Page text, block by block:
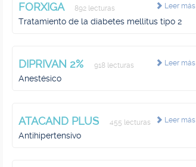
Leer más
FORXIGA 892 lecturas
Tratamiento de la diabetes mellitus tipo 2
Leer más
DIPRIVAN 2% 918 lecturas
Anestésico
Leer más
ATACAND PLUS 455 lecturas
Antihipertensivo